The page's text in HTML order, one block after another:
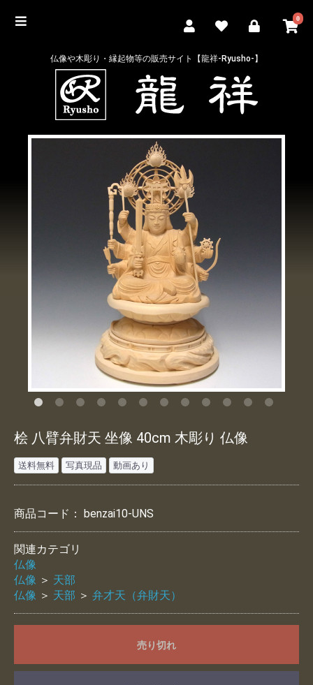
0
仏像や木彫り・縁起物等の販売サイト【龍祥-Ryusho-】
桧 八臂弁財天 坐像 40cm 木彫り 仏像
送料無料 写真現品 動画あり
商品コード： benzai10-UNS
関連カテゴリ
仏像
仏像 ＞ 天部
仏像 ＞ 天部 ＞ 弁才天（弁財天）
売り切れ